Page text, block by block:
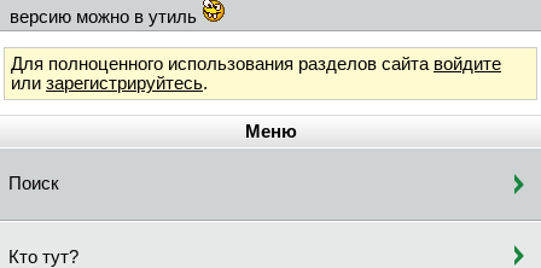
версию можно в утиль
Для полноценного использования разделов сайта войдите
или зарегистрируйтесь.
Меню
Поиск
Кто тут?